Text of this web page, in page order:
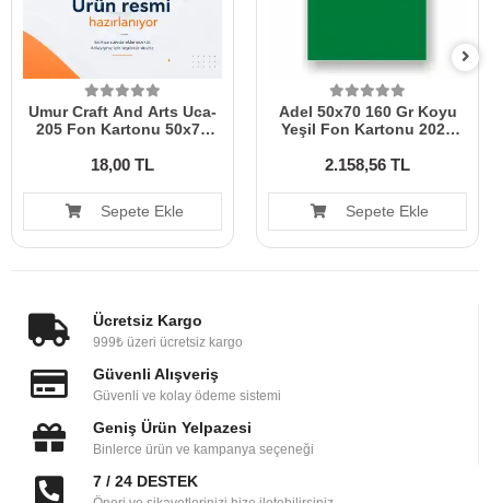
Umur Craft And Arts Uca-
205 Fon Kartonu 50x70
18,00 TL
Sepete Ekle
Adel 50x70 160 Gr Koyu
Yeşil Fon Kartonu 2023
2.158,56 TL
Sepete Ekle
Ücretsiz Kargo
999₺ üzeri ücretsiz kargo
Güvenli Alışveriş
Güvenli ve kolay ödeme sistemi
Geniş Ürün Yelpazesi
Binlerce ürün ve kampanya seçeneği
7 / 24 DESTEK